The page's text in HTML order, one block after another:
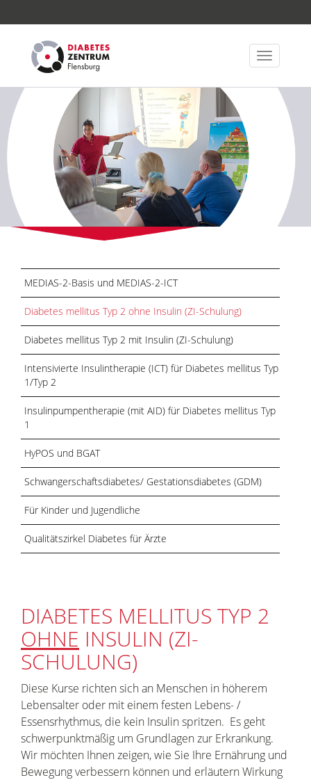
MEDIAS-2-Basis und MEDIAS-2-ICT
Diabetes mellitus Typ 2 ohne Insulin (ZI-Schulung)
Diabetes mellitus Typ 2 mit Insulin (ZI-Schulung)
Intensivierte Insulintherapie (ICT) für Diabetes mellitus Typ
1/Typ 2
Insulinpumpentherapie (mit AID) für Diabetes mellitus Typ
1
HyPOS und BGAT
Schwangerschaftsdiabetes/ Gestationsdiabetes (GDM)
Für Kinder und Jugendliche
Qualitätszirkel Diabetes für Ärzte
DIABETES MELLITUS TYP 2
OHNE INSULIN (ZI-
SCHULUNG)
Diese Kurse richten sich an Menschen in höherem
Lebensalter oder mit einem festen Lebens- /
Essensrhythmus, die kein Insulin spritzen. Es geht
schwerpunktmäßig um Grundlagen zur Erkrankung.
Wir möchten Ihnen zeigen, wie Sie Ihre Ernährung und
Bewegung verbessern können und erläutern Wirkung